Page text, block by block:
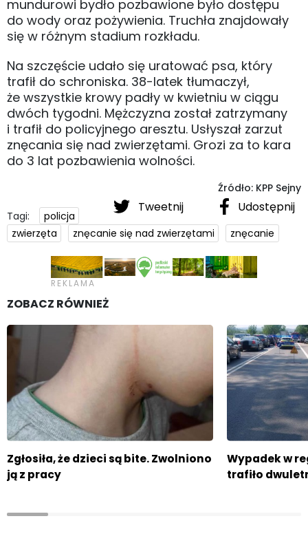
mundurowi bydło pozbawione było dostępu
do wody oraz pożywienia. Truchła znajdowały
się w różnym stadium rozkładu.
Na szczęście udało się uratować psa, który
trafił do schroniska. 38-latek tłumaczył,
że wszystkie krowy padły w kwietniu w ciągu
dwóch tygodni. Mężczyzna został zatrzymany
i trafił do policyjnego aresztu. Usłyszał zarzut
znęcania się nad zwierzętami. Grozi za to kara
do 3 lat pozbawienia wolności.
Źródło: KPP Sejny
Tweetnij Udostępnij
Tagi:
policja
zwierzęta
znęcanie się nad zwierzętami znęcanie
ZOBACZ RÓWNIEŻ
Zgłosiła, że dzieci są bite. Zwolniono
ją z pracy
Wypadek w
trafiło